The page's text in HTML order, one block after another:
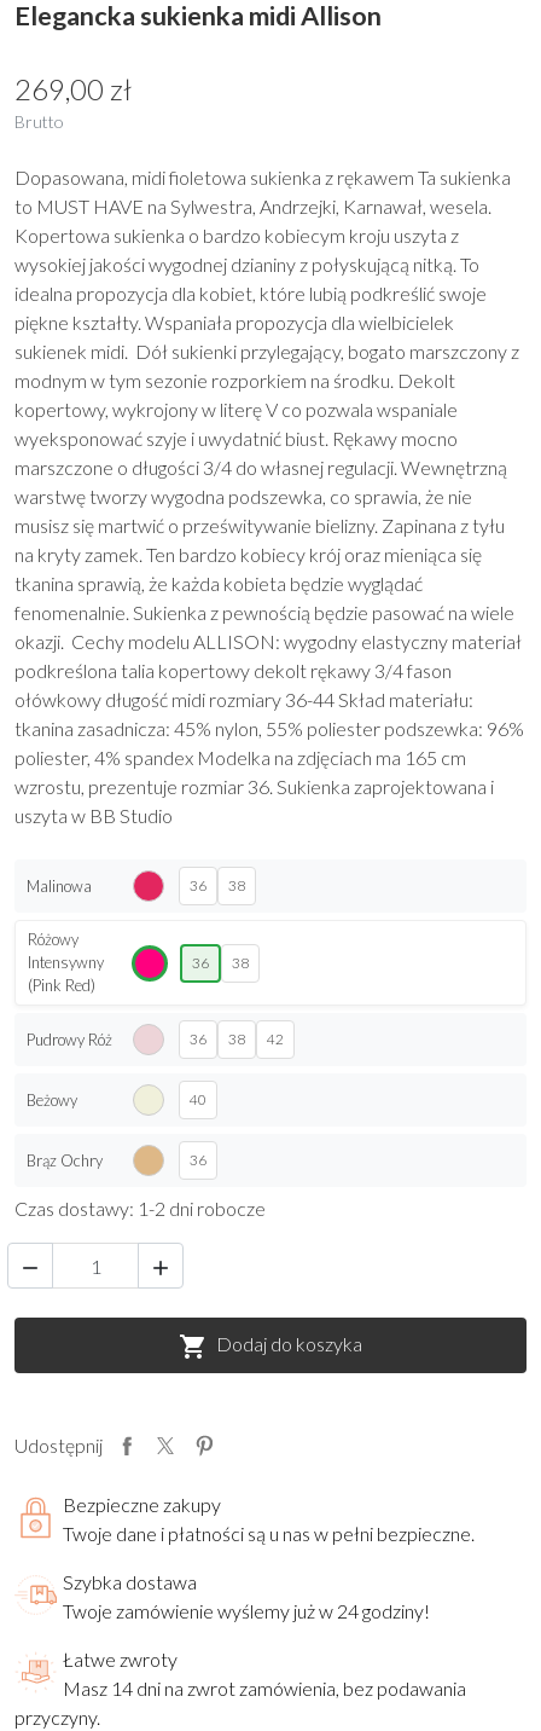
Elegancka sukienka midi Allison
269,00 zł
Brutto
Dopasowana, midi fioletowa sukienka z rękawem Ta sukienka
to MUST HAVE na Sylwestra, Andrzejki, Karnawał, wesela.
Kopertowa sukienka o bardzo kobiecym kroju uszyta z
wysokiej jakości wygodnej dzianiny z połyskującą nitką. To
idealna propozycja dla kobiet, które lubią podkreślić swoje
piękne kształty. Wspaniała propozycja dla wielbicielek
sukienek midi. Dół sukienki przylegający, bogato marszczony z
modnym w tym sezonie rozporkiem na środku. Dekolt
kopertowy, wykrojony w literę V co pozwala wspaniale
wyeksponować szyje i uwydatnić biust. Rękawy mocno
marszczone o długości 3/4 do własnej regulacji. Wewnętrzną
warstwę tworzy wygodna podszewka, co sprawia, że nie
musisz się martwić o prześwitywanie bielizny. Zapinana z tyłu
na kryty zamek. Ten bardzo kobiecy krój oraz mieniąca się
tkanina sprawią, że każda kobieta będzie wyglądać
fenomenalnie. Sukienka z pewnością będzie pasować na wiele
okazji. Cechy modelu ALLISON: wygodny elastyczny materiał
podkreślona talia kopertowy dekolt rękawy 3/4 fason
ołówkowy długość midi rozmiary 36-44 Skład materiału:
tkanina zasadnicza: 45% nylon, 55% poliester podszewka: 96%
poliester, 4% spandex Modelka na zdjęciach ma 165 cm
wzrostu, prezentuje rozmiar 36. Sukienka zaprojektowana i
uszyta w BB Studio
Malinowa 36 38
Różowy
Intensywny
(Pink Red)
36 38
Pudrowy Róż 36 38 42
Beżowy 40
Brąz Ochry 36
Czas dostawy: 1-2 dni robocze
 
 Dodaj do koszyka
Udostępnij
Bezpieczne zakupy
Twoje dane i płatności są u nas w pełni bezpieczne.
Szybka dostawa
Twoje zamówienie wyślemy już w 24 godziny!
Łatwe zwroty
Masz 14 dni na zwrot zamówienia, bez podawania
przyczyny.